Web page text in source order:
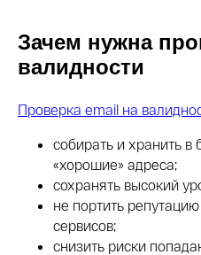
Зачем нужна
валидности
Проверка email на
собирать и хранить в
«хорошие» адреса;
сохранять высокий
не портить
сервисов;
снизить риски